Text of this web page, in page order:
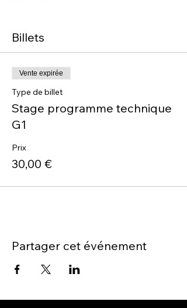
...
Instructeur en charge du stage : Sacha
Lieu : 3 bis rue des Marronniers, 69002
Horaires :
> début du stage à 14h30 (rdv sur place 10
> fin du stage à 16h30
Billets
Vente expirée
Type de billet
Stage programme technique
G1
Prix
30,00 €
Partager cet événement